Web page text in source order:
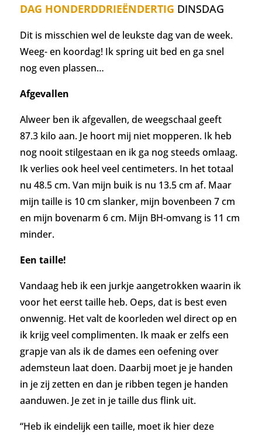
DAG HONDERDDRIEËNDERTIG DINSDAG
Dit is misschien wel de leukste dag van de week.
Weeg- en koordag! Ik spring uit bed en ga snel
nog even plassen…
Afgevallen
Alweer ben ik afgevallen, de weegschaal geeft
87.3 kilo aan. Je hoort mij niet mopperen. Ik heb
nog nooit stilgestaan en ik ga nog steeds omlaag.
Ik verlies ook heel veel centimeters. In het totaal
nu 48.5 cm. Van mijn buik is nu 13.5 cm af. Maar
mijn taille is 10 cm slanker, mijn bovenbeen 7 cm
en mijn bovenarm 6 cm. Mijn BH-omvang is 11 cm
minder.
Een taille!
Vandaag heb ik een jurkje aangetrokken waarin ik
voor het eerst taille heb. Oeps, dat is best even
onwennig. Het valt de koorleden wel direct op en
ik krijg veel complimenten. Ik maak er zelfs een
grapje van als ik de dames een oefening over
ademsteun laat doen. Daarbij moet je je handen
in je zij zetten en dan je ribben tegen je handen
aanduwen. Je zet in je taille dus flink uit.
“Heb ik eindelijk een taille, moet ik hier deze